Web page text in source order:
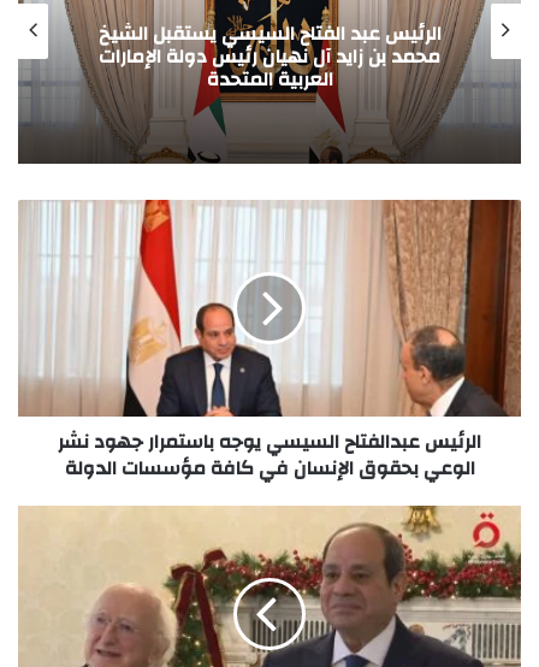
يستقبل الشيخ
رئيس دولة الإمارات
المتحدة
في خدمة تجديد
الرئيس عبدالفتاح السيسي يوجه باستمرار جهود نشر
الوعي بحقوق الإنسان في كافة مؤسسات الدولة